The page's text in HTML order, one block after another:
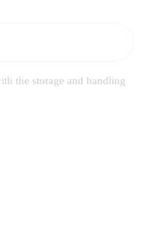
the storage and handling